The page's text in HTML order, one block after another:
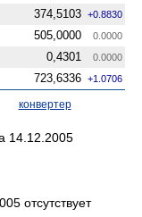
374,5103 +0.8830
505,0000 0.0000
0,4301 0.0000
723,6336 +1.0706
конвертер
14.12.2005
отсутствует